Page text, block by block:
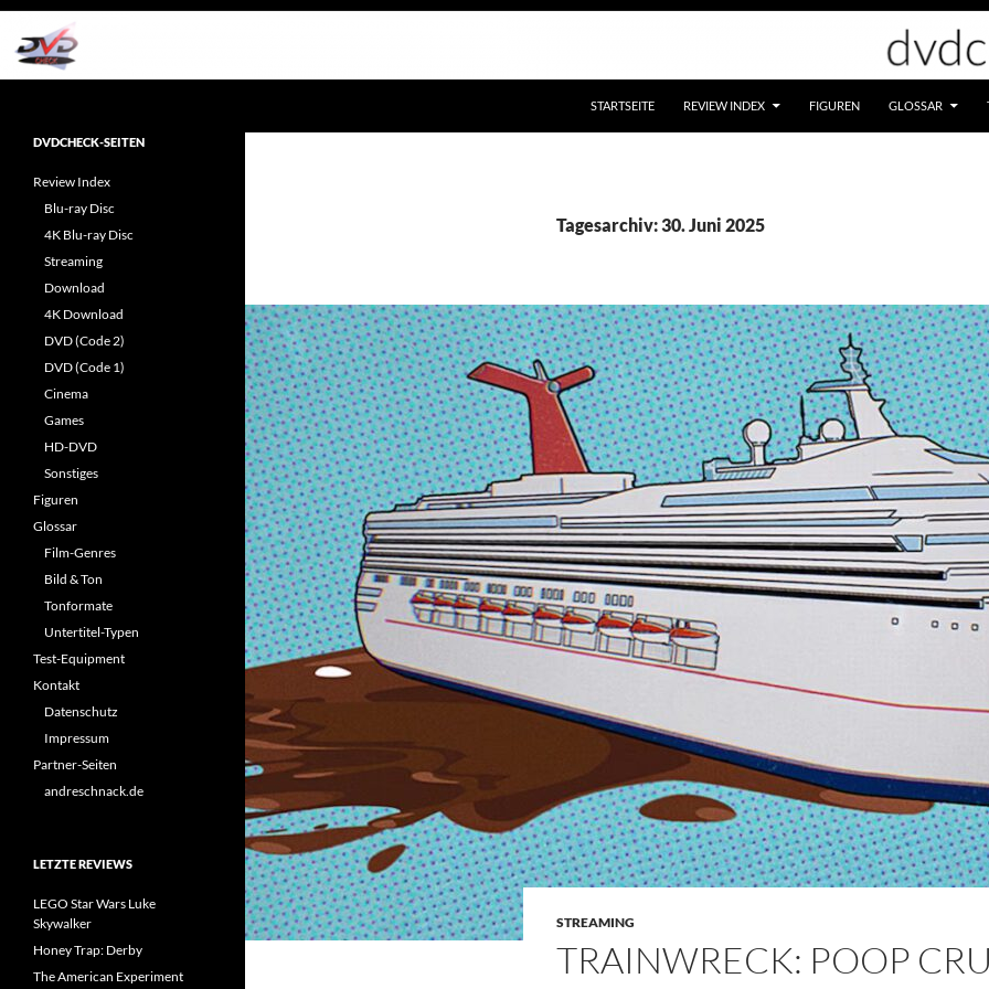
Zum
Inhalt
springen
STARTSEITE REVIEW INDEX FIGUREN GLOSSAR
Tagesarchiv: 30. Juni 2025
STREAMING
TRAINWRECK: POOP
Reviews rund ums Heimkino &
DVDCHECK-SEITEN
Review Index
Blu-ray Disc
4K Blu-ray Disc
Streaming
Download
4K Download
DVD (Code 2)
DVD (Code 1)
Cinema
Games
HD-DVD
Sonstiges
Figuren
Glossar
Film-Genres
Bild & Ton
Tonformate
Untertitel-Typen
Test-Equipment
Kontakt
Datenschutz
Impressum
Partner-Seiten
andreschnack.de
LETZTE REVIEWS
LEGO Star Wars Luke
Skywalker
Honey Trap: Derby
The American Experiment